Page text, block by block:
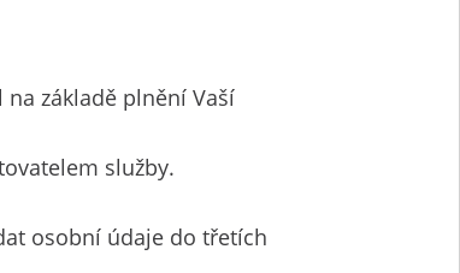
základě plnění Vaší
služby.
osobní údaje do třetích